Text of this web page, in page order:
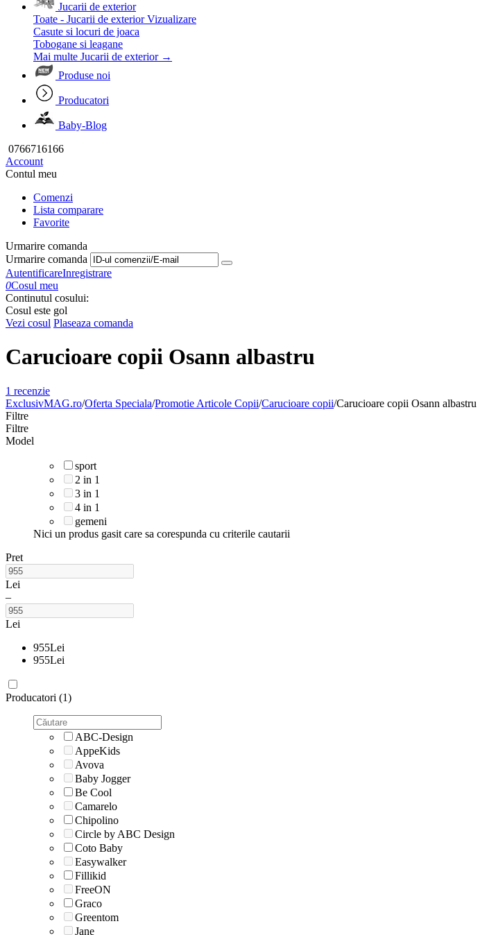
Jucarii de exterior
Toate - Jucarii de exterior Vizualizare
Casute si locuri de joaca
Tobogane si leagane
Mai multe Jucarii de exterior →
Produse noi
Producatori
Baby-Blog
0766716166
Account
Contul meu
Comenzi
Lista comparare
Favorite
Urmarire comanda
Urmarire comanda
AutentificareInregistrare
0Cosul meu
Continutul cosului:
Cosul este gol
Vezi cosul Plaseaza comanda
Carucioare copii Osann albastru
1 recenzie
ExclusivMAG.ro/Oferta Speciala/Promotie Articole Copii/Carucioare copii/Carucioare copii Osann albastru
Filtre
Filtre
Model
sport
2 in 1
3 in 1
4 in 1
gemeni
Nici un produs gasit care sa corespunda cu criterile cautarii
Pret
Lei
–
Lei
955Lei
955Lei
Producatori (1)
ABC-Design
AppeKids
Avova
Baby Jogger
Be Cool
Camarelo
Chipolino
Circle by ABC Design
Coto Baby
Easywalker
Fillikid
FreeON
Graco
Greentom
Jane